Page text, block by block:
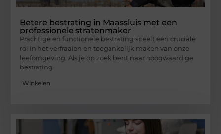
Betere bestrating in Maassluis met een
professionele stratenmaker
Prachtige en functionele bestrating speelt een cruciale
rol in het verfraaien en toegankelijk maken van onze
leefomgeving. Als je op zoek bent naar hoogwaardige
bestrating
Winkelen